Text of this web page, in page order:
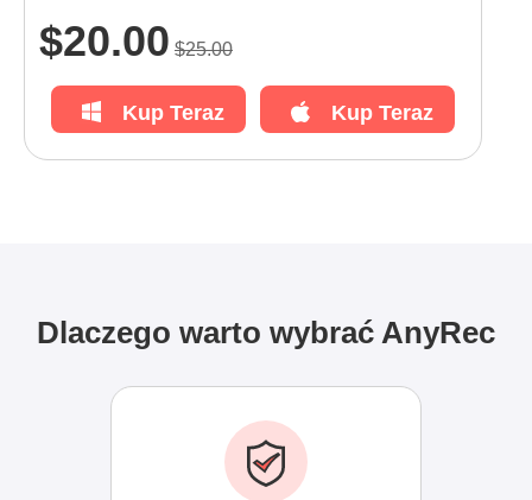
$20.00 $25.00
Kup Teraz Kup Teraz
Dlaczego warto wybrać AnyRec